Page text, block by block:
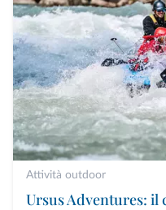
Attività outdoor